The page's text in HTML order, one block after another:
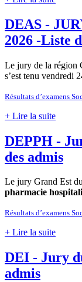
DEAS -
2026 -Liste
Le jury de la région
s’est tenu vendredi
Résultats d’examens
+ Lire la suite
DEPPH -
des admis
Le jury Grand Est
pharmacie
Résultats d’examens
+ Lire la suite
DEI - Jury
admis